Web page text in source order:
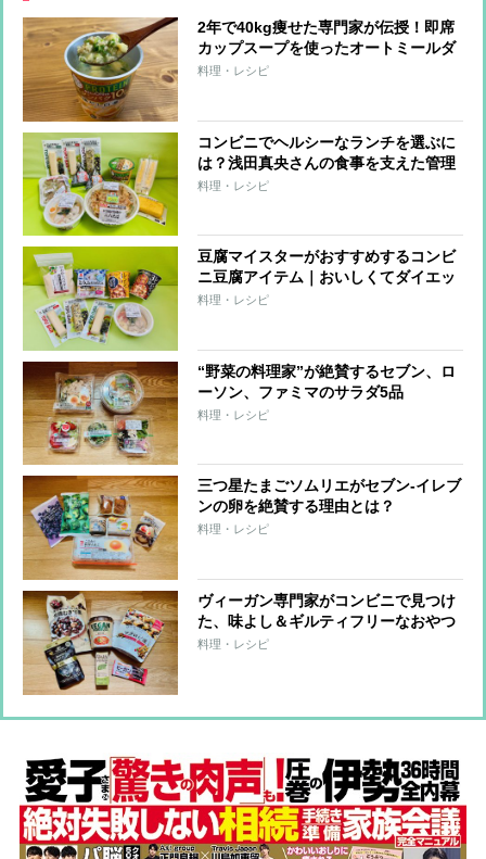
2年で40kg痩せた専門家が伝授！即席
カップスープを使ったオートミールダ
イエット
料理・レシピ
コンビニでヘルシーなランチを選ぶに
は？浅田真央さんの食事を支えた管理
栄養士がすすめる「たんぱく質強化」
料理・レシピ
豆腐マイスターがおすすめするコンビ
ニ豆腐アイテム｜おいしくてダイエッ
トに役立つ8品
料理・レシピ
“野菜の料理家”が絶賛するセブン、ロ
ーソン、ファミマのサラダ5品
料理・レシピ
三つ星たまごソムリエがセブン-イレブ
ンの卵を絶賛する理由とは？
料理・レシピ
ヴィーガン専門家がコンビニで見つけ
た、味よし＆ギルティフリーなおやつ
6品
料理・レシピ